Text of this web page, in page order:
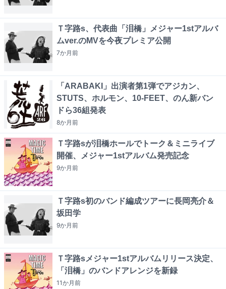
Ｔ字路s、代表曲「泪橋」メジャー1stアルバ
ムver.のMVを今夜プレミア公開
7か月前
「ARABAKI」出演者第1弾でアジカン、
STUTS、ホルモン、10-FEET、のん新バン
ドら36組発表
8か月前
Ｔ字路sが泪橋ホールでトーク＆ミニライブ
開催、メジャー1stアルバム発売記念
9か月前
Ｔ字路s初のバンド編成ツアーに長岡亮介＆
坂田学
9か月前
Ｔ字路sメジャー1stアルバムリリース決定、
「泪橋」のバンドアレンジを新録
11か月前